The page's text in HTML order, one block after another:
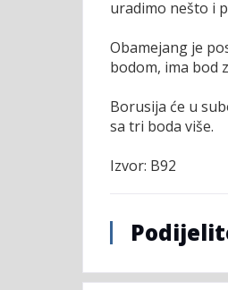
uradimo nešto i
Obamejang je
bodom, ima bod
Borusija će u
sa tri boda više.
Izvor: B92